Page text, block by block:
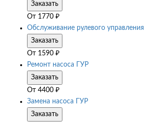
Заказать
От 1770 ₽
Обслуживание рулевого управления
Заказать
От 1590 ₽
Ремонт насоса ГУР
Заказать
От 4400 ₽
Замена насоса ГУР
Заказать